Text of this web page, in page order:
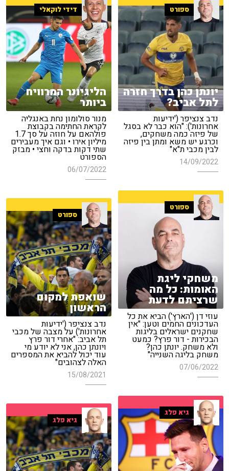
ספורט
יונתן כהן בדרך חזרה
לתל אביב?
נדב צנציפר ('ידיעות
אחרונות'): "הוא כבר לא בסגל
של פיזה כמה משחקים,
וכרגע יש משא ומתן בין פיזה
לבין מכבי ת"א"
14/09/2022
דידי לוקאלי
הליגיונר המרוויח
ביותר
מנור סולומון נחת באנגליה
לקראת החתימה בקבוצת
פולהאם על חוזה על סך 1.7
מיליון אירו • וגם איך מעבירים
שתי דקות בדקה וחצי • מבזק
הספורט
06/07/2022
ספורט
משחקי ליגת
האומות: כל מה
שרציתם לדעת
עוזי דן ('הארץ') הביא את כל
העדכונים החמים וטען: "אין
שחקנים ישראלים בליגות
הבכירות - דור פרץ? כמעט
ולא משחק. יונתן כהן?
משחק בליגה השנייה"
07/06/2022
ספורט
שואפת למקום
הראשון
נדב צנציפר ('ידיעות
אחרונות') על מצבה של מכבי
תל אביב: "אחרי דור פרץ
ויונתן כהן, אני לא יודע מי
עוד יכול להביא את המספרים
האלה לצהובים"
15/08/2021
גיא פלג
גיא פלג